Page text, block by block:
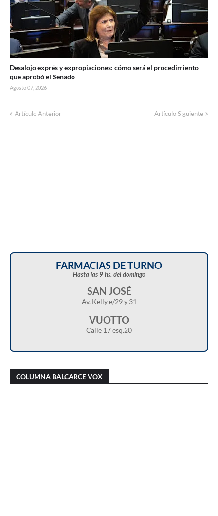
Desalojo exprés y expropiaciones: cómo será el procedimiento
que aprobó el Senado
Agosto 07, 2026
Artículo Anterior Artículo Siguiente
Corte de energía programado para este
FARMACIAS DE TURNO
Hasta las 9 hs. del domingo
SAN JOSÉ
Av. Kelly e/29 y 31
VUOTTO
Calle 17 esq.20
COLUMNA BALCARCE VOX
que se conozca la carga horaria de cada
médico/a municipal
cuestionó el proyecto de reforma de la Ley de
Tierras y advirtió sobre una “entrega total”